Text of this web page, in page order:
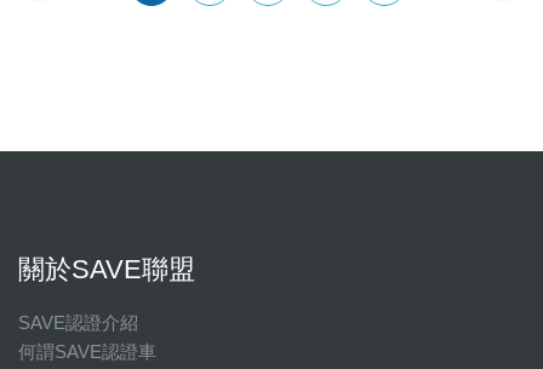
關於SAVE聯盟
SAVE認證介紹
何謂SAVE認證車